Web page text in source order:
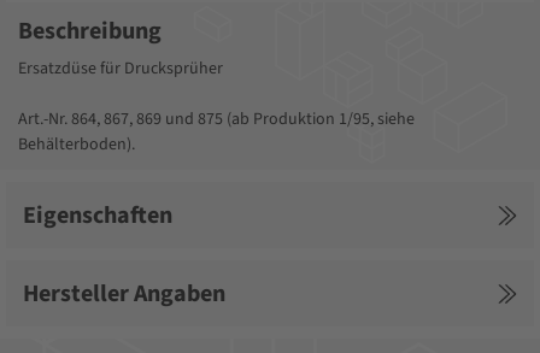
Beschreibung
Ersatzdüse für Drucksprüher
Art.-Nr. 864, 867, 869 und 875 (ab Produktion 1/95, siehe
Behälterboden).
Eigenschaften
Hersteller Angaben